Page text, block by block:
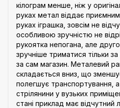
кілограм менше, ніж у
руках метал віддає
руках іграшка, зовсім не
особливою зручністю не
рукоятка непогана, але
зручніше триматися тільки
за сам магазин. Металевий
складається вниз, що
полегшує транспортування,
стрілянини у вузьких
стані приклад має відчутний